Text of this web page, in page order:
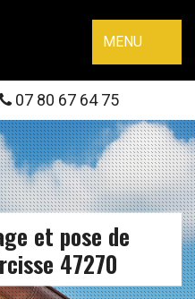
MENU
07 80 67 64 75
et pose de
47270